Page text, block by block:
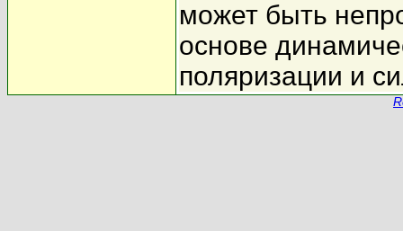
может быть
основе
поляризации и